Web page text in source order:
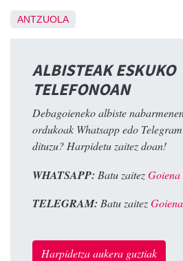
ANTZUOLA
ALBISTEAK ESKUKO
TELEFONOAN
Debagoieneko albiste
ordukoak Whatsapp edo
dituzu? Harpidetu zaitez doan!
WHATSAPP: Batu zaitezGoiena
TELEGRAM: Batu zaitez
Harpidetza aukera guztiak